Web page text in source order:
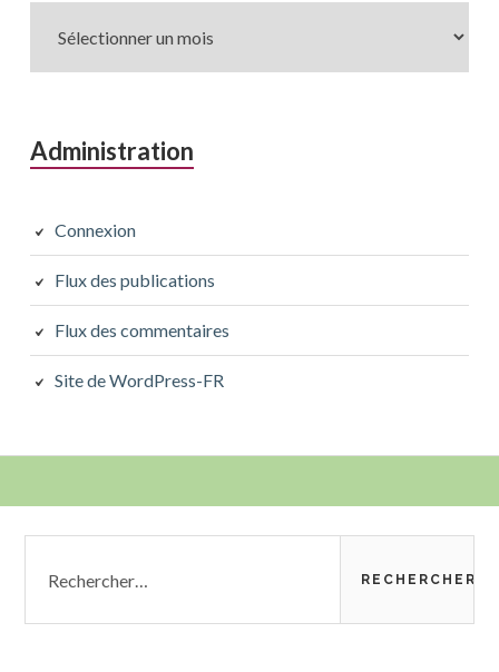
Administration
Connexion
Flux des publications
Flux des commentaires
Site de WordPress-FR
latérale
subsidiaire